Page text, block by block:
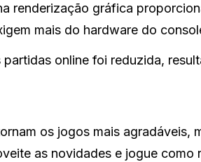
renderização gráfica
mais do hardware do
partidas online foi reduzida,
os jogos mais agradáveis,
as novidades e jogue como